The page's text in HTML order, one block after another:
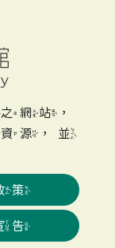
網站，
源，並
策
告